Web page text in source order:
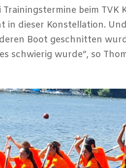
beim
dieser Konstellation.
Boot geschnitten
schwierig wurde“, so